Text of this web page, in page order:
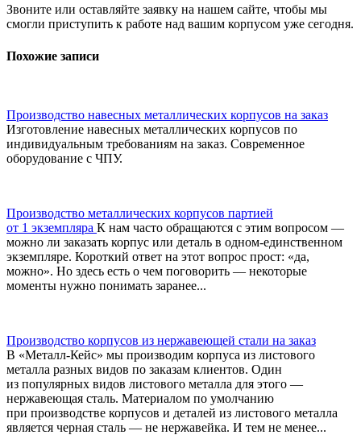
Звоните или оставляйте заявку на нашем сайте, чтобы мы
смогли приступить к работе над вашим корпусом уже сегодня.
Похожие записи
Производство навесных металлических корпусов на заказ
Изготовление навесных металлических корпусов по
индивидуальным требованиям на заказ. Современное
оборудование с ЧПУ.
Производство металлических корпусов партией
от 1 экземпляра К нам часто обращаются с этим вопросом —
можно ли заказать корпус или деталь в одном‑единственном
экземпляре. Короткий ответ на этот вопрос прост: «да,
можно». Но здесь есть о чем поговорить — некоторые
моменты нужно понимать заранее...
Производство корпусов из нержавеющей стали на заказ
В «Металл‑Кейс» мы производим корпуса из листового
металла разных видов по заказам клиентов. Один
из популярных видов листового металла для этого —
нержавеющая сталь. Материалом по умолчанию
при производстве корпусов и деталей из листового металла
является черная сталь — не нержавейка. И тем не менее...